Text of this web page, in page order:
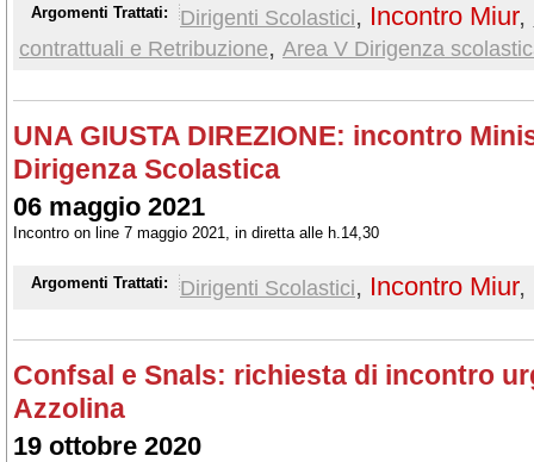
Argomenti Trattati: Dirigenti Scolastici, Incontro Miur,
contrattuali e Retribuzione, Area V Dirigenza
UNA GIUSTA DIREZIONE: incontro
Dirigenza Scolastica
06 maggio 2021
Incontro on line 7 maggio 2021, in diretta alle h.14,30
Argomenti Trattati: Dirigenti Scolastici, Incontro Miur,
Confsal e Snals: richiesta di incontro
Azzolina
19 ottobre 2020